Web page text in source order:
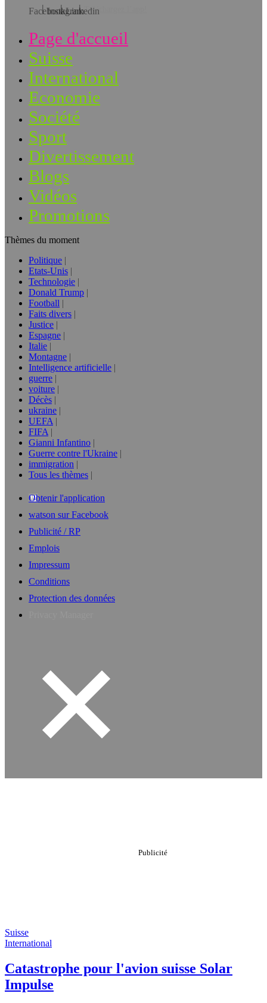
Téléchargez l’app!
Page d'accueil
Suisse
International
Economie
Société
Sport
Divertissement
Blogs
Vidéos
Promotions
Thèmes du moment
Politique
Etats-Unis
Technologie
Donald Trump
Football
Faits divers
Justice
Espagne
Italie
Montagne
Intelligence artificielle
guerre
voiture
Décès
ukraine
UEFA
FIFA
Gianni Infantino
Guerre contre l'Ukraine
immigration
Tous les thèmes
Obtenir l'application
watson sur Facebook
Publicité / RP
Emplois
Impressum
Conditions
Protection des données
Suisse
International
Catastrophe pour l'avion suisse Solar
Impulse